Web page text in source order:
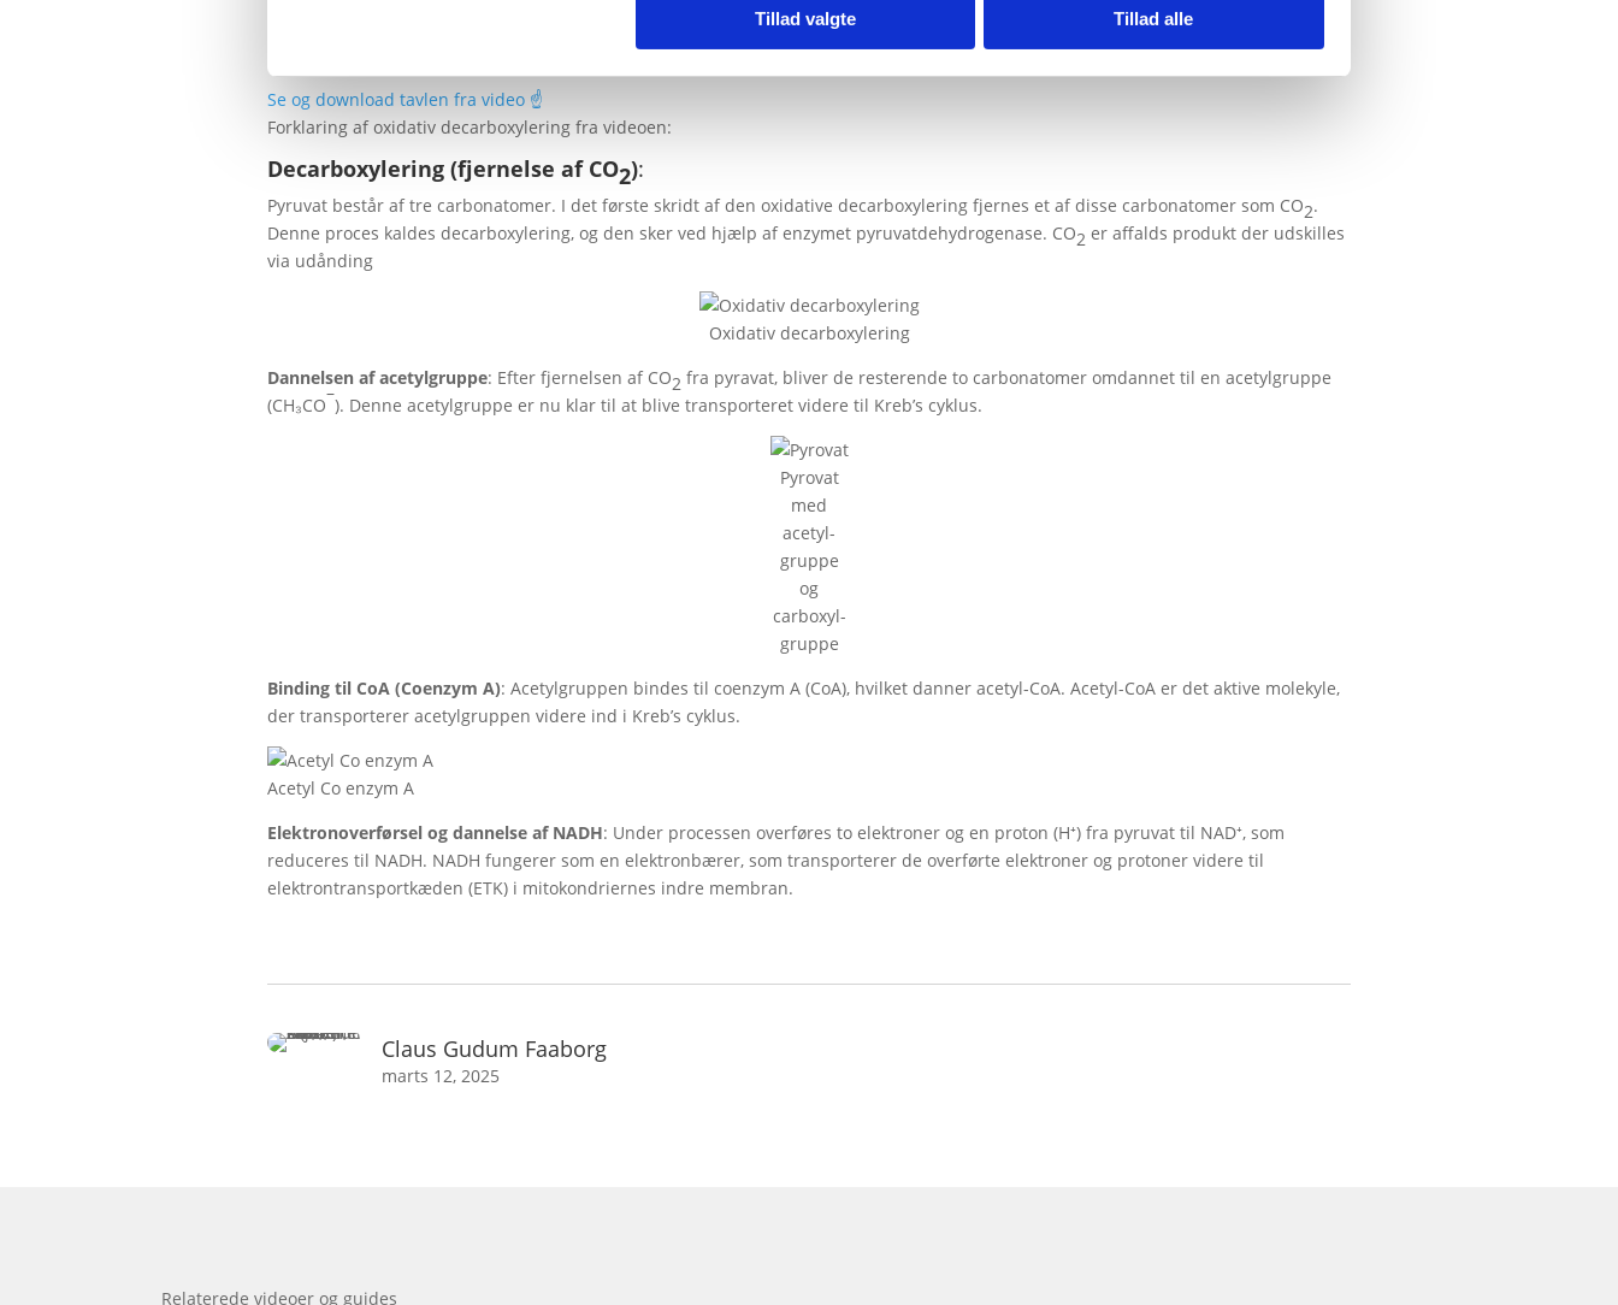
Tillad valgte Tillad alle
Se og download tavlen fra video ☝️
Forklaring af oxidativ decarboxylering fra videoen:
Decarboxylering (fjernelse af CO2):
Pyruvat består af tre carbonatomer. I det første skridt af den oxidative decarboxylering fjernes et af disse carbonatomer som CO2.
Denne proces kaldes decarboxylering, og den sker ved hjælp af enzymet pyruvatdehydrogenase. CO2 er affalds produkt der udskilles
via udånding
Oxidativ decarboxylering
Dannelsen af acetylgruppe: Efter fjernelsen af CO2 fra pyravat, bliver de resterende to carbonatomer omdannet til en acetylgruppe
(CH₃CO
–
). Denne acetylgruppe er nu klar til at blive transporteret videre til Kreb’s cyklus.
Pyrovat
med
acetyl-
gruppe
og
carboxyl-
gruppe
Binding til CoA (Coenzym A): Acetylgruppen bindes til coenzym A (CoA), hvilket danner acetyl-CoA. Acetyl-CoA er det aktive molekyle,
der transporterer acetylgruppen videre ind i Kreb’s cyklus.
Acetyl Co enzym A
Elektronoverførsel og dannelse af NADH: Under processen overføres to elektroner og en proton (H⁺) fra pyruvat til NAD⁺, som
reduceres til NADH. NADH fungerer som en elektronbærer, som transporterer de overførte elektroner og protoner videre til
elektrontransportkæden (ETK) i mitokondriernes indre membran.
Claus Gudum Faaborg
marts 12, 2025
Relaterede videoer og guides